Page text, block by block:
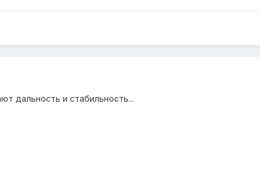
дальность и стабильность...